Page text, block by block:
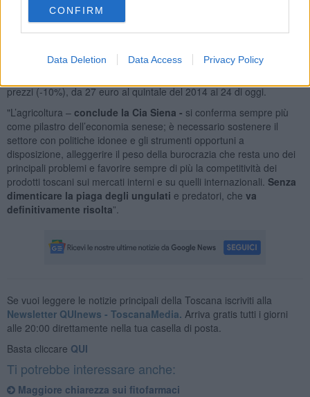
CONFIRM
Data Deletion Data Access Privacy Policy
riguarda la zootecnia è stabile il mercato dei bovini da carne;
stabile anche quello dei bovini da latte dopo un calo consistente
degli ultimi anni in diminuzione gli ovini da carne, mentre per gli
alla stalla, ed a causa dei continui attacchi dei predatori. Per i
prezzi (-10%), da 27 euro al quintale del 2014 ai 24 di oggi.
"L’agricoltura – conclude la Cia Siena - si conferma sempre più
come pilastro dell’economia senese; è necessario sostenere il
settore con politiche idonee e gli strumenti opportuni a
disposizione, alleggerire il peso della burocrazia che resta uno dei
principali problemi e favorire sempre di più la competitività dei
prodotti toscani sui mercati interni e su quelli internazionali. Senza
dimenticare la piaga degli ungulati e predatori, che va
definitivamente risolta”.
Se vuoi leggere le notizie principali della Toscana iscriviti alla
Newsletter QUInews - ToscanaMedia. Arriva gratis tutti i giorni
alle 20:00 direttamente nella tua casella di posta.
Basta cliccare QUI
Ti potrebbe interessare anche:
Maggiore chiarezza sui fitofarmaci